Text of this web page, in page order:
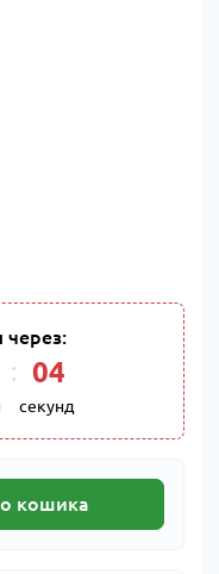
через:
03
секунд
кошика